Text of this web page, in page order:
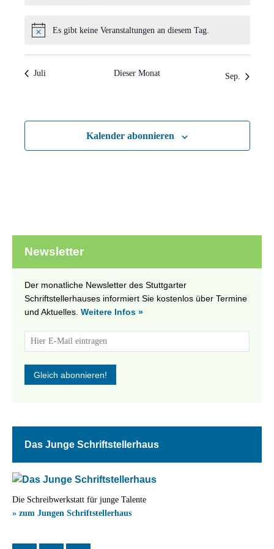
Hinweis
Es gibt keine Veranstaltungen an diesem Tag.
Juli Dieser Monat Sep.
Kalender abonnieren
Newsletter
Der monatliche Newsletter des Stuttgarter
Schriftstellerhauses informiert Sie kostenlos über Termine
und Aktuelles. Weitere Infos »
Das Junge Schriftstellerhaus
Die Schreibwerkstatt für junge Talente
» zum Jungen Schriftstellerhaus